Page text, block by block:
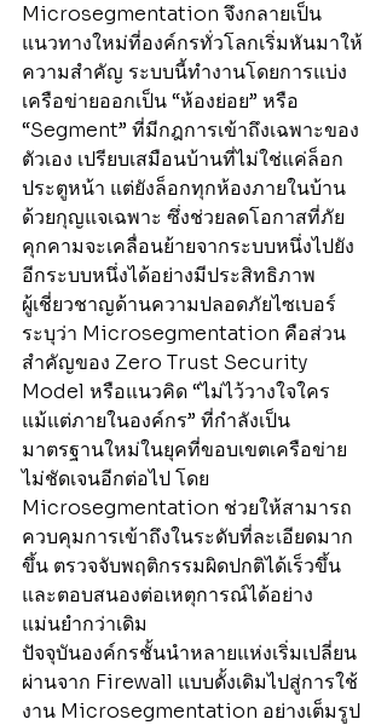
Microsegmentation จึงกลายเป็น
แนวทางใหม่ที่องค์กรทั่วโลกเริ่มหันมาให้
ความสำคัญ ระบบนี้ทำงานโดยการแบ่ง
เครือข่ายออกเป็น “ห้องย่อย” หรือ
“Segment” ที่มีกฎการเข้าถึงเฉพาะของ
ตัวเอง เปรียบเสมือนบ้านที่ไม่ใช่แค่ล็อก
ประตูหน้า แต่ยังล็อกทุกห้องภายในบ้าน
ด้วยกุญแจเฉพาะ ซึ่งช่วยลดโอกาสที่ภัย
คุกคามจะเคลื่อนย้ายจากระบบหนึ่งไปยัง
อีกระบบหนึ่งได้อย่างมีประสิทธิภาพ
ผู้เชี่ยวชาญด้านความปลอดภัยไซเบอร์
ระบุว่า Microsegmentation คือส่วน
สำคัญของ Zero Trust Security
Model หรือแนวคิด “ไม่ไว้วางใจใคร
แม้แต่ภายในองค์กร” ที่กำลังเป็น
มาตรฐานใหม่ในยุคที่ขอบเขตเครือข่าย
ไม่ชัดเจนอีกต่อไป โดย
Microsegmentation ช่วยให้สามารถ
ควบคุมการเข้าถึงในระดับที่ละเอียดมาก
ขึ้น ตรวจจับพฤติกรรมผิดปกติได้เร็วขึ้น
และตอบสนองต่อเหตุการณ์ได้อย่าง
แม่นยำกว่าเดิม
ปัจจุบันองค์กรชั้นนำหลายแห่งเริ่มเปลี่ยน
ผ่านจาก Firewall แบบดั้งเดิมไปสู่การใช้
งาน Microsegmentation อย่างเต็มรูป